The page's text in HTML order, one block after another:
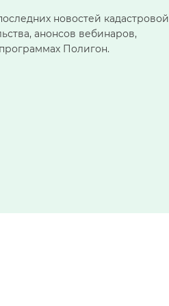
новостей кадастровой
анонсов вебинаров,
Полигон.